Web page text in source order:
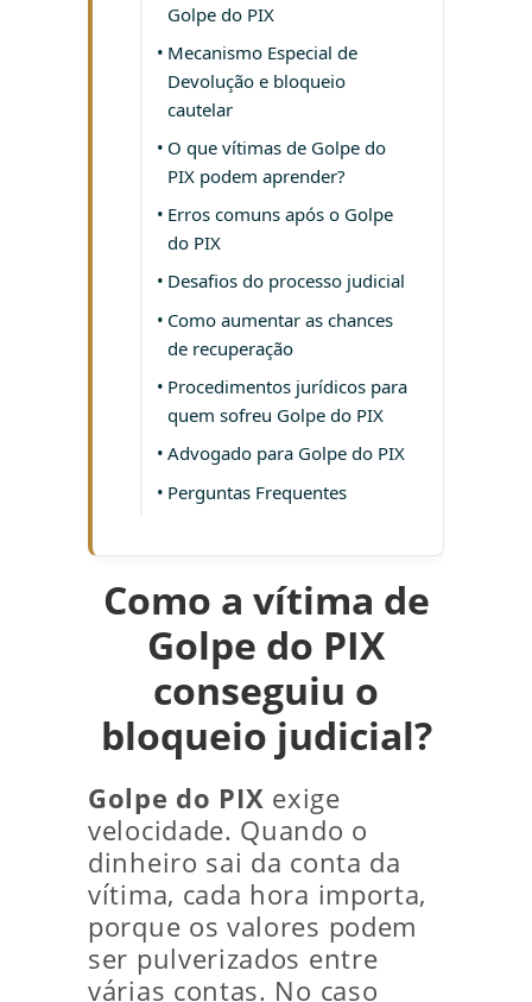
Golpe do PIX
Mecanismo Especial de
Devolução e bloqueio
cautelar
O que vítimas de Golpe do
PIX podem aprender?
Erros comuns após o Golpe
do PIX
Desafios do processo judicial
Como aumentar as chances
de recuperação
Procedimentos jurídicos para
quem sofreu Golpe do PIX
Advogado para Golpe do PIX
Perguntas Frequentes
Como a vítima de
Golpe do PIX
conseguiu o
bloqueio judicial?
Golpe do PIX exige
velocidade. Quando o
dinheiro sai da conta da
vítima, cada hora importa,
porque os valores podem
ser pulverizados entre
várias contas. No caso